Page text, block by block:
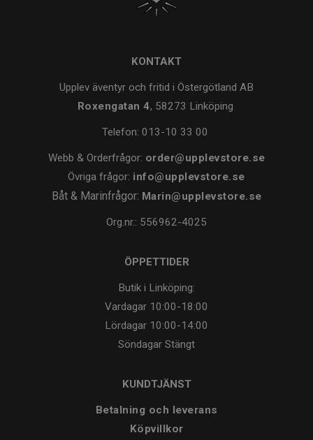
KONTAKT
Upplev äventyr och fritid i Östergötland AB
Roxengatan 4, 58273 Linköping
Telefon: 013-10 33 00
Webb & Orderfrågor: order@upplevstore.se
Övriga frågor: info@upplevstore.se
Båt & Marinfrågor: Marin@upplevstore.se
Org.nr.: 556962-4025
ÖPPETTIDER
Butik i Linköping:
Vardagar 10:00-18:00
Lördagar 10:00-14:00
Söndagar Stängt
KUNDTJÄNST
Betalning och leverans
Köpvillkor